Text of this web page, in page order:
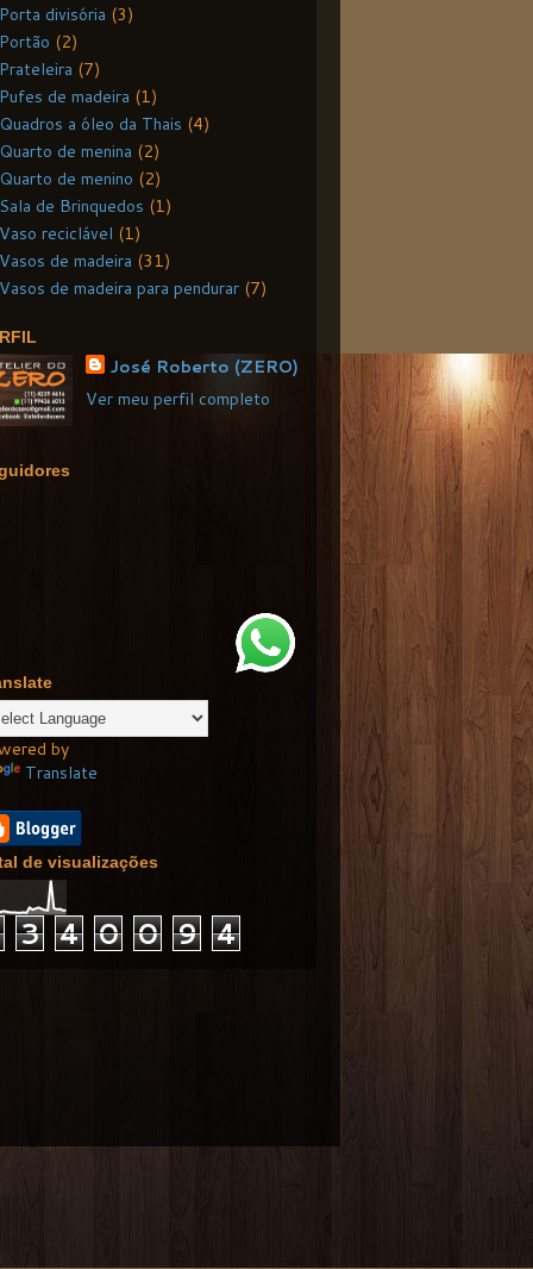
divisória (3)
(2)
(7)
de madeira (1)
a óleo da Thais (4)
de menina (2)
de menino (2)
de Brinquedos (1)
reciclável (1)
de madeira (31)
de madeira para pendurar (7)
José Roberto (ZERO)
Ver meu perfil completo
by
Translate
de visualizações
3 4 0 0 9 4